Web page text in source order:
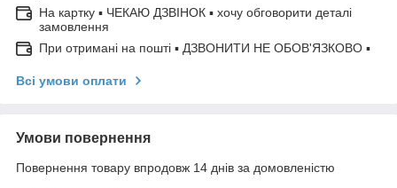
На картку ▪ ЧЕКАЮ ДЗВІНОК ▪ хочу обговорити деталі
замовлення
При отримані на пошті ▪ ДЗВОНИТИ НЕ ОБОВ'ЯЗКОВО ▪
Всі умови оплати
Умови повернення
Повернення товару впродовж 14 днів за домовленістю